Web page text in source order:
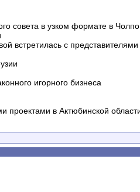
совета в узком формате в
встретилась с представителями
игорного бизнеса
проектами в Актюбинской